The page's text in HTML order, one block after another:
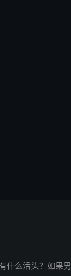
什么活头？如果